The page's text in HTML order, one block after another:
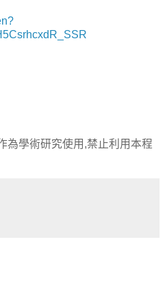
為學術研究使用,禁止利用本程